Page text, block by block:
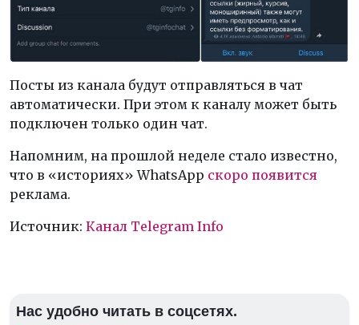
Посты из канала будут отправляться в чат
автоматически. При этом к каналу может быть
подключен только один чат.
Напомним, на прошлой неделе стало известно,
что в «историях» WhatsApp скоро появится
реклама.
Источник: Канал Telegram Info
Нас удобно читать в соцсетях.